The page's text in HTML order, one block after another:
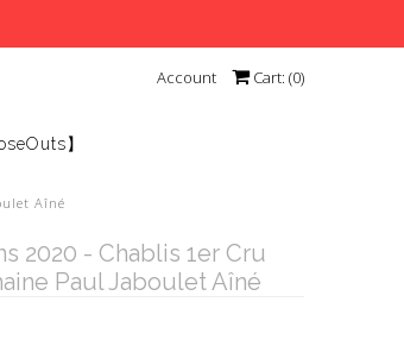
Account Cart: (0)
】
Aîné
2020 - Chablis 1er Cru
Paul Jaboulet Aîné